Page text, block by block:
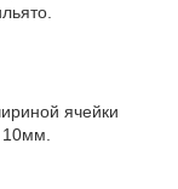
ячейки